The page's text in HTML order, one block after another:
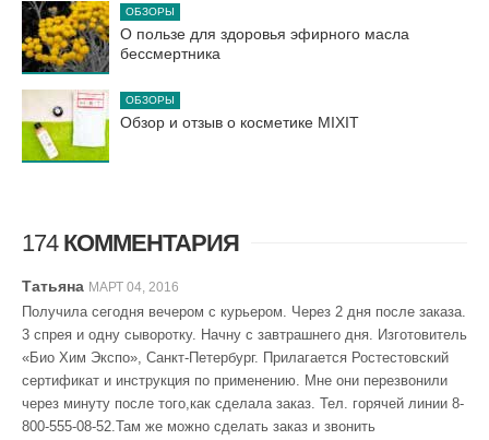
ОБЗОРЫ
О пользе для здоровья эфирного масла
бессмертника
ОБЗОРЫ
Обзор и отзыв о косметике MIXIT
174 КОММЕНТАРИЯ
Татьяна МАРТ 04, 2016
Получила сегодня вечером с курьером. Через 2 дня после заказа.
3 спрея и одну сыворотку. Начну с завтрашнего дня. Изготовитель
«Био Хим Экспо», Санкт-Петербург. Прилагается Ростестовский
сертификат и инструкция по применению. Мне они перезвонили
через минуту после того,как сделала заказ. Тел. горячей линии 8-
800-555-08-52.Там же можно сделать заказ и звонить